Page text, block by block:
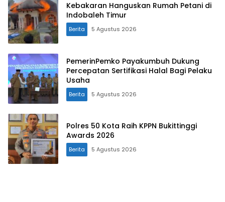
Kebakaran Hanguskan Rumah Petani di
Indobaleh Timur
Berita 5 Agustus 2026
PemerinPemko Payakumbuh Dukung
Percepatan Sertifikasi Halal Bagi Pelaku
Usaha
Berita 5 Agustus 2026
Polres 50 Kota Raih KPPN Bukittinggi
Awards 2026
Berita 5 Agustus 2026